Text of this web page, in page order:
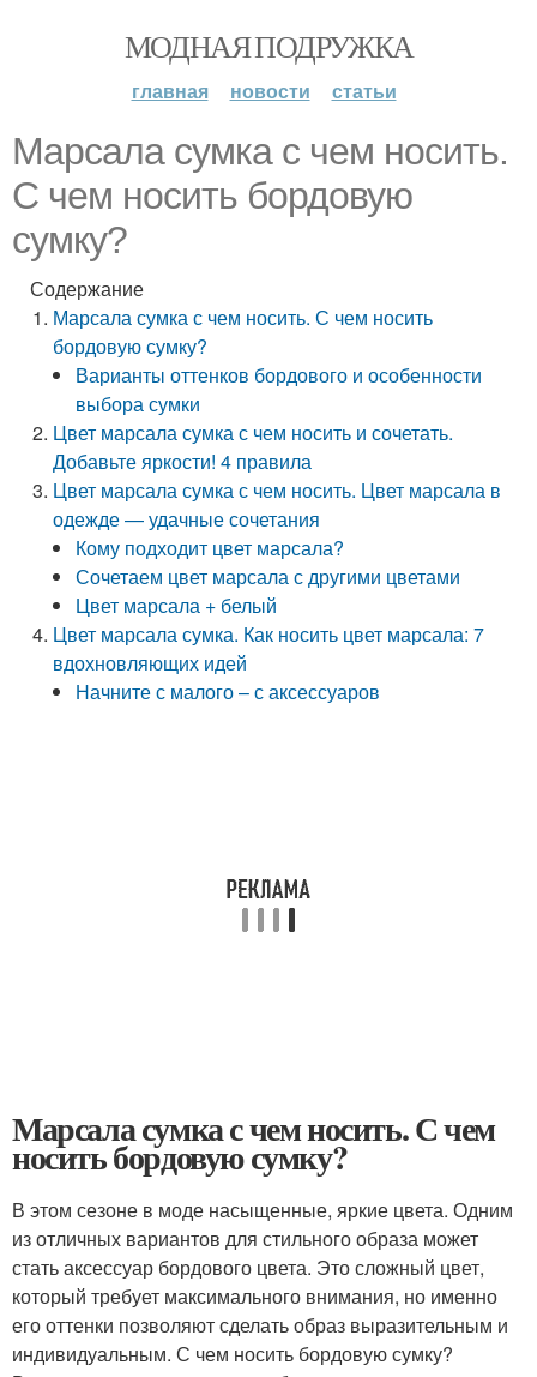
МОДНАЯ ПОДРУЖКА
главная новости статьи
Марсала сумка с чем носить.
С чем носить бордовую
сумку?
Содержание
Марсала сумка с чем носить. С чем носить
бордовую сумку?
Варианты оттенков бордового и особенности
выбора сумки
Цвет марсала сумка с чем носить и сочетать.
Добавьте яркости! 4 правила
Цвет марсала сумка с чем носить. Цвет марсала в
одежде — удачные сочетания
Кому подходит цвет марсала?
Сочетаем цвет марсала с другими цветами
Цвет марсала + белый
Цвет марсала сумка. Как носить цвет марсала: 7
вдохновляющих идей
Начните с малого – с аксессуаров
Марсала сумка с чем носить. С чем
носить бордовую сумку?
В этом сезоне в моде насыщенные, яркие цвета. Одним
из отличных вариантов для стильного образа может
стать аксессуар бордового цвета. Это сложный цвет,
который требует максимального внимания, но именно
его оттенки позволяют сделать образ выразительным и
индивидуальным. С чем носить бордовую сумку?